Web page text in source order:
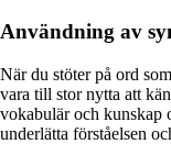
Användning av
När du stöter på ord
vara till stor nytta att
vokabulär och kunskap
underlätta förståelsen